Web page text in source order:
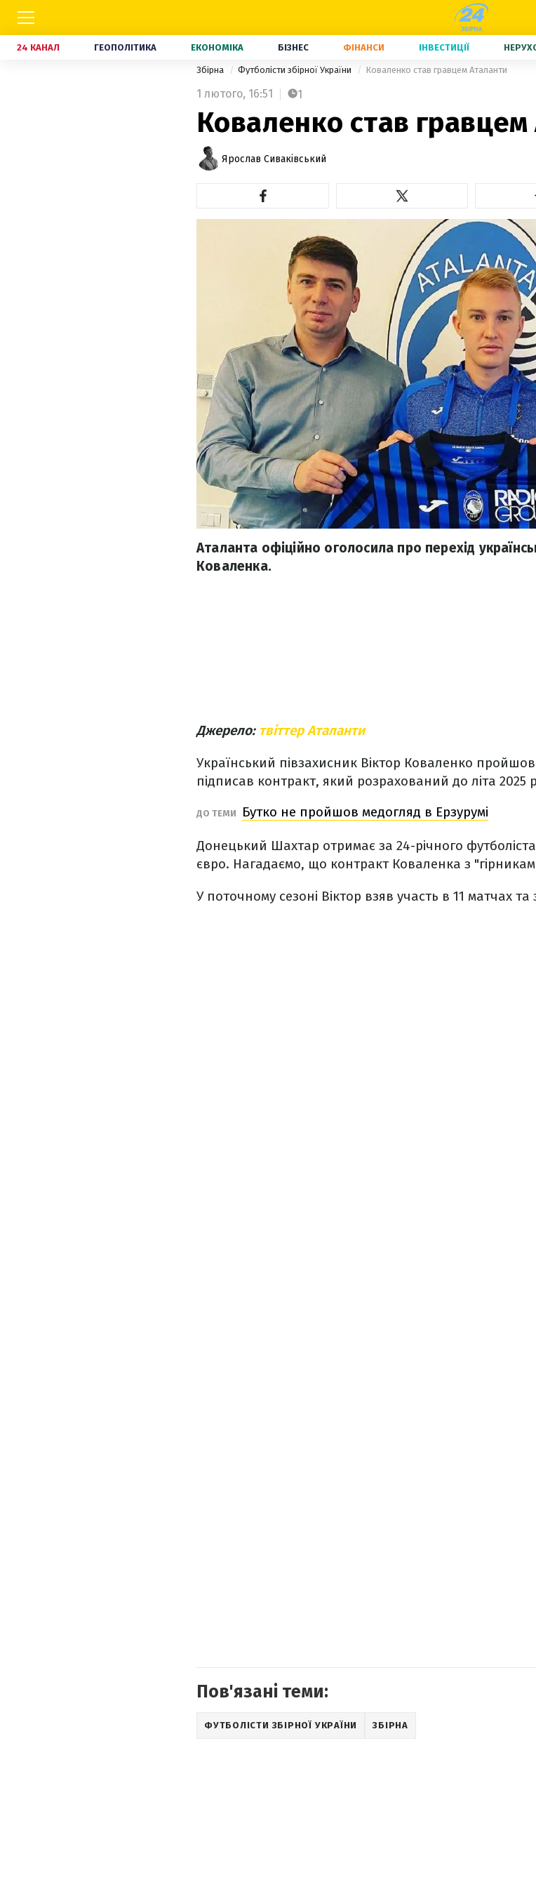
24 КАНАЛ ГЕОПОЛІТИКА ЕКОНОМІКА БІЗНЕС ФІНАНСИ ІНВЕСТИЦІЇ
Збірна Футболісти збірної України Коваленко став гравцем Аталанти
1 лютого, 16:51 1
Коваленко став
Ярослав Сиваківський
Аталанта офіційно оголосила про перехід
Коваленка.
Джерело: твіттер Аталанти
Український півзахисник Віктор Коваленко
підписав контракт, який розрахований до літа 2025
ДО ТЕМИ Бутко не пройшов медогляд в Ерзурумі
Донецький Шахтар отримає за 24-річного
євро. Нагадаємо, що контракт Коваленка з
У поточному сезоні Віктор взяв участь в 11 матчах
Пов'язані теми:
ФУТБОЛІСТИ ЗБІРНОЇ УКРАЇНИ ЗБІРНА